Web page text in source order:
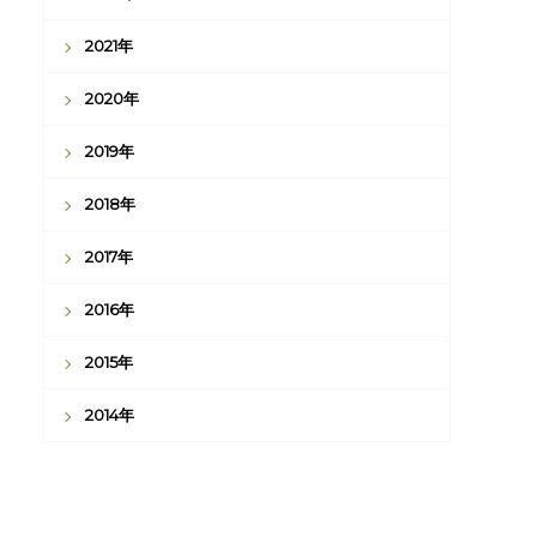
2021年
2020年
2019年
2018年
2017年
2016年
2015年
2014年